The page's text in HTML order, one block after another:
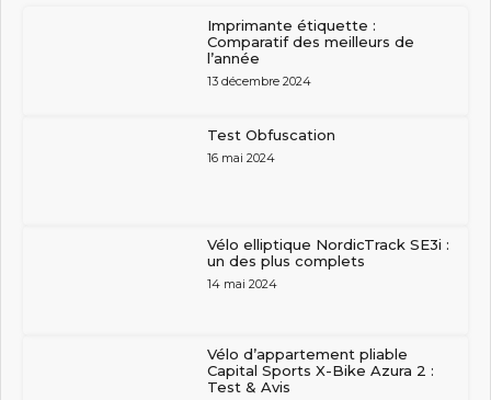
Imprimante étiquette :
Comparatif des meilleurs de
l’année
13 décembre 2024
Test Obfuscation
16 mai 2024
Vélo elliptique NordicTrack SE3i :
un des plus complets
14 mai 2024
Vélo d’appartement pliable
Capital Sports X-Bike Azura 2 :
Test & Avis